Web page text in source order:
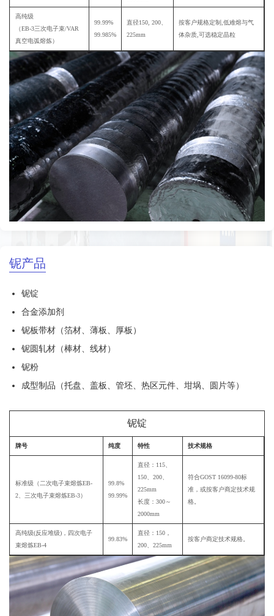
高纯级
（EB-3三次电子束/VAR
真空电弧熔炼）
99.99%
99.985%
直径150, 200、
225mm
按客户规格定制,低难熔与气
体杂质,可选稳定晶粒
铌产品
铌锭
合金添加剂
铌板带材（箔材、薄板、厚板）
铌圆轧材（棒材、线材）
铌粉
成型制品（托盘、盖板、管坯、热区元件、坩埚、圆片等）
铌锭
牌号 纯度 特性 技术规格
标准级（二次电子束熔炼EB-
2、三次电子束熔炼EB-3）
99.8%
99.99%
直径：115、
150、200、
225mm
长度：300～
2000mm
符合GOST 16099-80标
准，或按客户商定技术规
格。
高纯级(反应堆级)，四次电子
束熔炼EB-4
99.83%
直径：150，
200、225mm
按客户商定技术规格。